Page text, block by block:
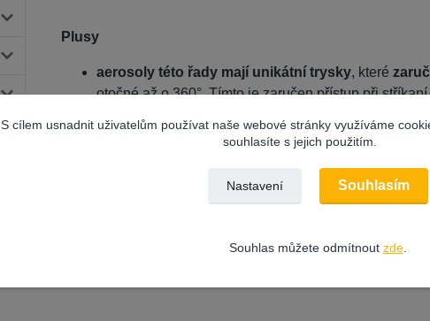
Plusy
aerosoly této řady mají unikátní trysky, které
otočné až o 360°. Tímto je zaručen přístup při
S cílem usnadnit uživatelům používat naše webové stránky využíváme
souhlasíte s jejich použitím.
Nastavení Souhlasím
Souhlas můžete odmítnout zde.